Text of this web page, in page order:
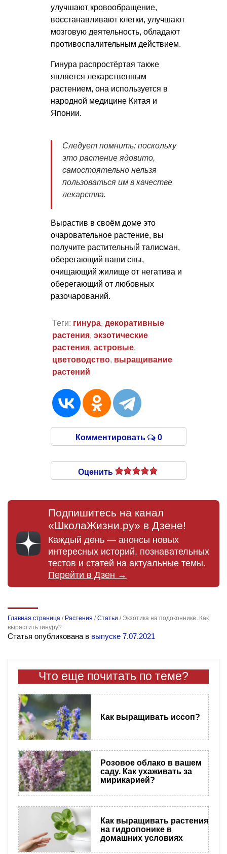
улучшают кровообращение,
восстанавливают клетки, улучшают
мозговую деятельность, обладают
противоспалительным действием.
Гинура распростёртая также
является лекарственным
растением, она используется в
народной медицине Китая и
Японии.
Следует помнить: поскольку
это растение ядовито,
самостоятельно нельзя
пользоваться им в качестве
лекарства.
Вырастив в своём доме это
очаровательное растение, вы
получите растительный талисман,
оберегающий ваши сны,
очищающий жилище от негатива и
оберегающий от любовных
разочарований.
Теги: гинура, декоративные
растения, экзотические
растения, астровые,
цветоводство, выращивание
растений
Комментировать 0
Оценить
Подпишитесь на канал
«ШколаЖизни.ру» в Дзене!
Каждый день — анонсы новых
интересных историй, познавательных
тестов и статей на актуальные темы.
Перейти в Дзен →
Главная страница / Растения /Статьи / Экзотика на подоконнике. Как
вырастить гинуру?
Статья опубликована в выпуске 7.07.2021
Что еще почитать по теме?
Как выращивать иссоп?
Розовое облако в вашем
саду. Как ухаживать за
мирикарией?
Как выращивать растения
на гидропонике в
домашних условиях